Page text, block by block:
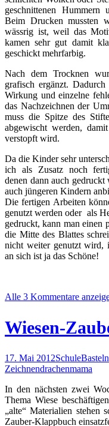
geschnittenen Hummern
Beim Drucken mussten
wässrig ist, weil das
kamen sehr gut damit
geschickt mehrfarbig.
Nach dem Trocknen
grafisch ergänzt.
Wirkung und einzelne
das Nachzeichnen der
muss die Spitze des
abgewischt werden,
verstopft wird.
Da die Kinder sehr
ich als Zusatz noch
denen dann auch
auch jüngeren Kindern
Die fertigen Arbeiten
genutzt werden oder als
gedruckt, kann man einen
die Mitte des Blattes
nicht weiter genutzt wird,
an sich ist ja das Schöne!
Alle 3 Kommentare
Wiesen-
17. Mai 2012SchuleBasteln
Zeichnendrachenmama
In den nächsten zwei
Thema Wiese
„alte“ Materialien stehen
Zauber-Klappbuch